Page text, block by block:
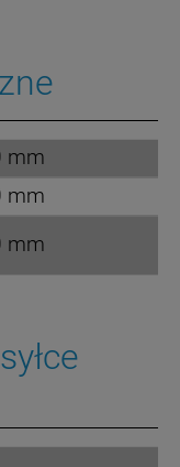
mm
mm
mm